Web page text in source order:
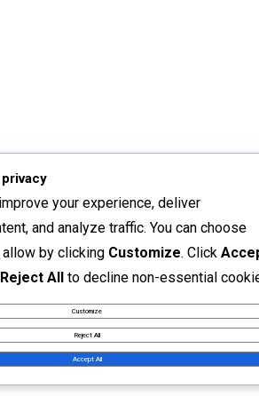
your experience, deliver
and analyze traffic. You can choose
by clicking Customize. Click
Reject All to decline non-essential
Customize
Reject All
Accept All